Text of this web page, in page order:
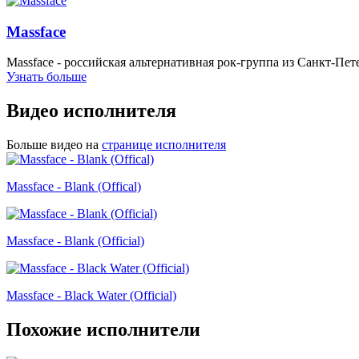
Massface
Massface - российская альтернативная рок-группа из Санкт-
Узнать больше
Видео исполнителя
Больше видео на странице исполнителя
Massface - Blank (Offical)
Massface - Blank (Official)
Massface - Black Water (Official)
Похожие исполнители